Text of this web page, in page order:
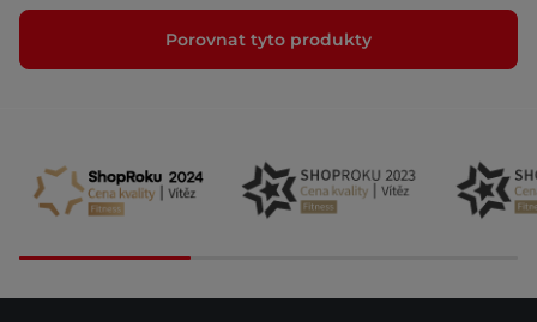
Porovnat tyto produkty